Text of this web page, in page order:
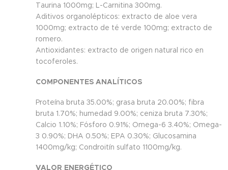
Taurina 1000mg; L-Carnitina 300mg.
Aditivos organolépticos: extracto de aloe vera
1000mg; extracto de té verde 100mg; extracto de
romero.
Antioxidantes: extracto de origen natural rico en
tocoferoles.
COMPONENTES ANALÍTICOS
Proteína bruta 35.00%; grasa bruta 20.00%; fibra
bruta 1.70%; humedad 9.00%; ceniza bruta 7.30%;
Calcio 1.10%; Fósforo 0.91%; Omega-6 3.40%; Omega-
3 0.90%; DHA 0.50%; EPA 0.30%; Glucosamina
1400mg/kg; Condroitín sulfato 1100mg/kg.
VALOR ENERGÉTICO